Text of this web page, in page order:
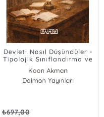
Devleti Nasıl Düşündüler -
Tipolojik Sınıflandırma ve
Analiz
Kaan Akman
Daimon Yayınları
₺697,00